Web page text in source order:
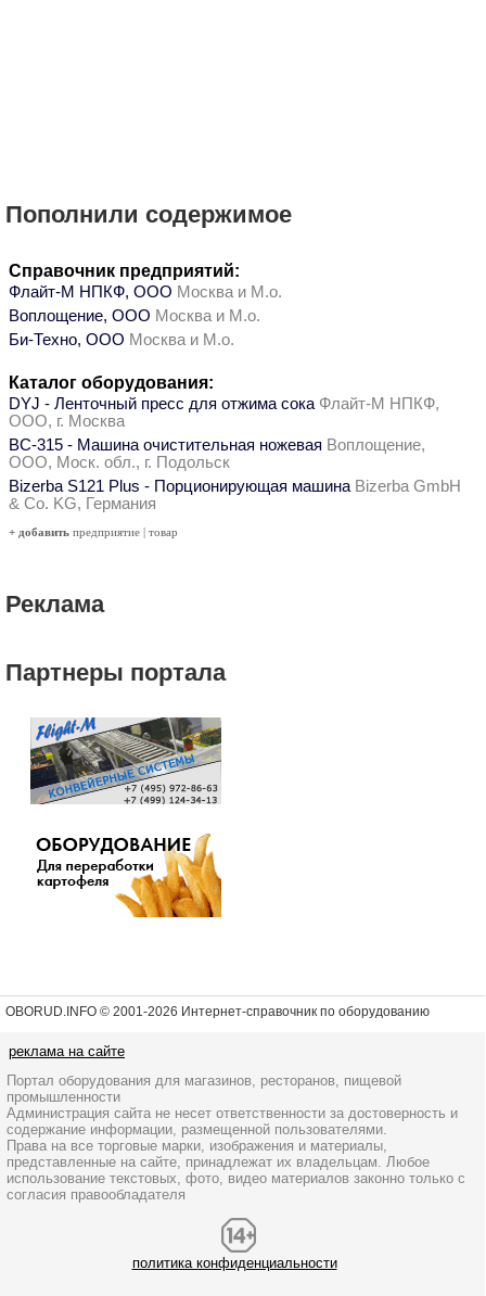
Пополнили содержимое
Справочник предприятий:
Флайт-М НПКФ, ООО Москва и М.о.
Воплощение, ООО Москва и М.о.
Би-Техно, ООО Москва и М.о.
Каталог оборудования:
DYJ - Ленточный пресс для отжима сока Флайт-М НПКФ,
ООО, г. Москва
ВС-315 - Машина очистительная ножевая Воплощение,
ООО, Моск. обл., г. Подольск
Bizerba S121 Plus - Порционирующая машина Bizerba GmbH
& Co. KG, Германия
+ добавить предприятие | товар
Реклама
Партнеры портала
OBORUD.INFO © 2001-2026 Интернет-справочник по оборудованию
реклама на сайте
Портал оборудования для магазинов, ресторанов, пищевой
промышленности
Администрация сайта не несет ответственности за достоверность и
содержание информации, размещенной пользователями.
Права на все торговые марки, изображения и материалы,
представленные на сайте, принадлежат их владельцам. Любое
использование текстовых, фото, видео материалов законно только с
согласия правообладателя
политика конфиденциальности